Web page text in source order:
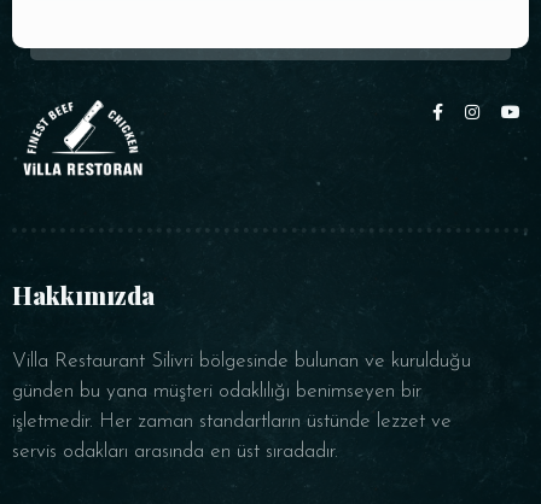
Hakkımızda
Villa Restaurant Silivri bölgesinde bulunan ve kurulduğu
günden bu yana müşteri odaklılığı benimseyen bir
işletmedir. Her zaman standartların üstünde lezzet ve
servis odakları arasında en üst sıradadır.